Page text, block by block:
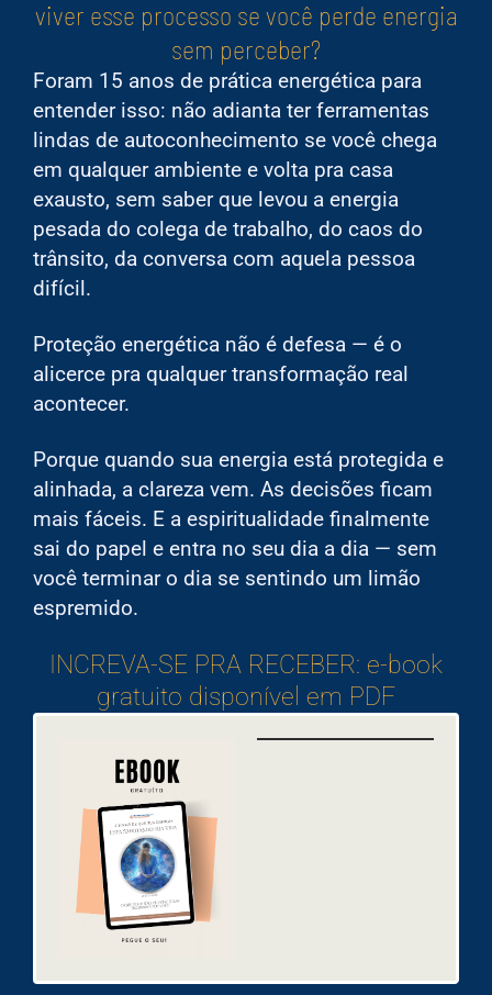
viver esse processo se você perde energia
sem perceber?
Foram 15 anos de prática energética para
entender isso: não adianta ter ferramentas
lindas de autoconhecimento se você chega
em qualquer ambiente e volta pra casa
exausto, sem saber que levou a energia
pesada do colega de trabalho, do caos do
trânsito, da conversa com aquela pessoa
difícil.
Proteção energética não é defesa — é o
alicerce pra qualquer transformação real
acontecer.
Porque quando sua energia está protegida e
alinhada, a clareza vem. As decisões ficam
mais fáceis. E a espiritualidade finalmente
sai do papel e entra no seu dia a dia — sem
você terminar o dia se sentindo um limão
espremido.
INCREVA-SE PRA RECEBER: e-book
gratuito disponível em PDF